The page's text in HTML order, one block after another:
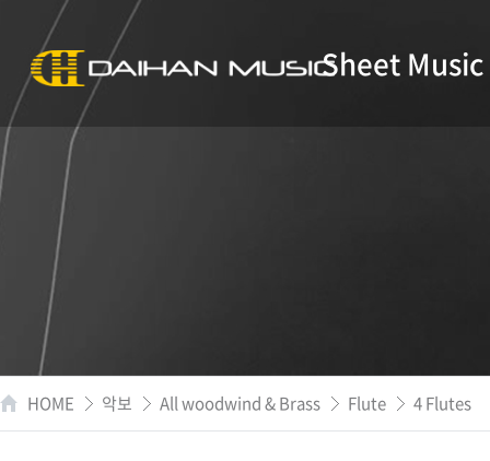
Sheet Music
HOME 악보 All woodwind & Brass Flute 4 Flutes